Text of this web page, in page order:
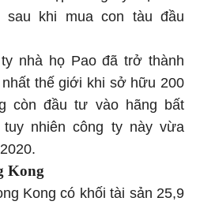
sau khi mua con tàu đầu
nhà họ Pao đã trở thành
thế giới khi sở hữu 200
còn đầu tư vào hãng bất
tuy nhiên công ty này vừa
Kong
Kong có khối tài sản 25,9